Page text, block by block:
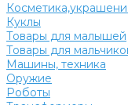
Куклы
Товары для малышей
Товары для
Машины, техника
Оружие
Роботы